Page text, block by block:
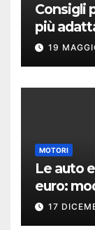
Consigli
più
19
MOTORI
Le auto
euro:
17